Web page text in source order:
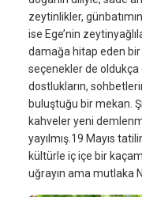
zeytinlikler,
ise Ege’nin
damağa hitap eden
seçenekler de oldukça
dostlukların,
buluştuğu bir mekan.
kahveler yeni
yayılmış.19 Mayıs
kültürle iç içe bir
uğrayın ama mutlaka